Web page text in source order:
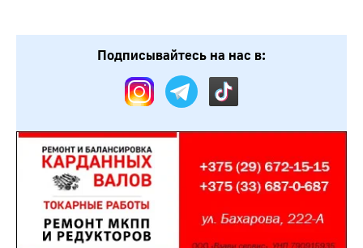
Подписывайтесь на нас в: